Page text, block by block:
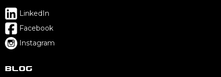
LinkedIn
Facebook
Instagram
Blog